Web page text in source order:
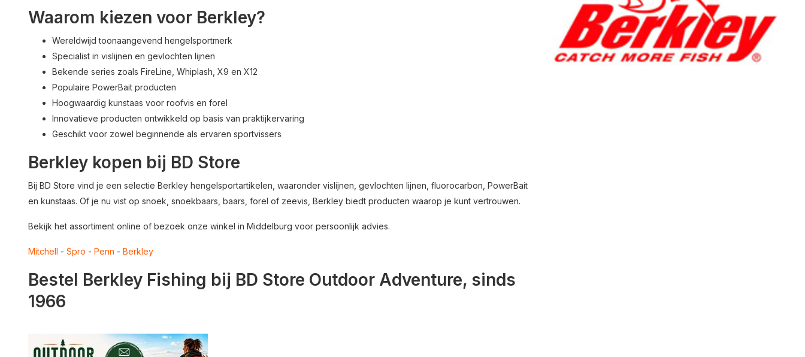
Waarom kiezen voor Berkley?
Wereldwijd toonaangevend hengelsportmerk
Specialist in vislijnen en gevlochten lijnen
Bekende series zoals FireLine, Whiplash, X9 en X12
Populaire PowerBait producten
Hoogwaardig kunstaas voor roofvis en forel
Innovatieve producten ontwikkeld op basis van praktijkervaring
Geschikt voor zowel beginnende als ervaren sportvissers
Berkley kopen bij BD Store
Bij BD Store vind je een selectie Berkley hengelsportartikelen, waaronder vislijnen, gevlochten lijnen, fluorocarbon, PowerBait
en kunstaas. Of je nu vist op snoek, snoekbaars, baars, forel of zeevis, Berkley biedt producten waarop je kunt vertrouwen.
Bekijk het assortiment online of bezoek onze winkel in Middelburg voor persoonlijk advies.
Mitchell - Spro - Penn - Berkley
Bestel Berkley Fishing bij BD Store Outdoor Adventure, sinds
1966